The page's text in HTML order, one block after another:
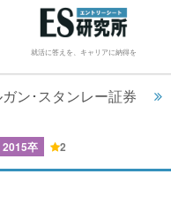
就活に答えを、キャリアに納得を
ン･スタンレー証券
2015卒 2